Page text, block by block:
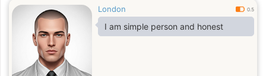
London 0.5
I am simple person and honest